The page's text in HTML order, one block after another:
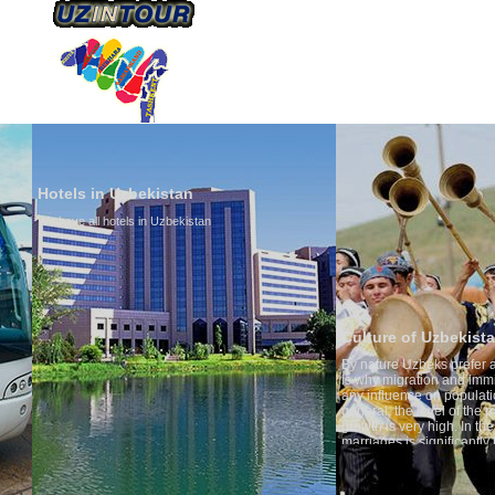
Hotels in Uzbekistan
We have all hotels in Uzbekistan
Culture of Uzbekistan
By nature Uzbeks prefer a
is why migration and
any influence on population
general, the level of the
growth is very high. In the
marriages is significantly high
percentage of divorce cases
in the world. According to
family is regarded as